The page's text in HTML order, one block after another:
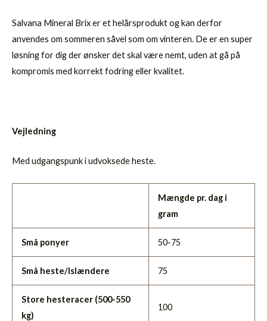
Salvana Mineral Brix er et helårsprodukt og kan derfor
anvendes om sommeren såvel som om vinteren. De er en super
løsning for dig der ønsker det skal være nemt, uden at gå på
kompromis med korrekt fodring eller kvalitet.
Vejledning
Med udgangspunk i udvoksede heste.
Mængde pr. dag i
gram
Små ponyer 50-75
Små heste/Islændere 75
Store hesteracer (500-550
kg)
100